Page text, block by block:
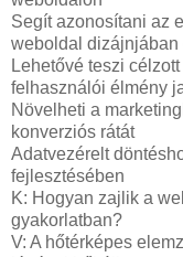
Segít azonosítani az
weboldal dizájnjában
Lehetővé teszi
felhasználói élmény
Növelheti a
konverziós rátát
Adatvezérelt
fejlesztésében
K: Hogyan zajlik a
gyakorlatban?
V: A hőtérképes